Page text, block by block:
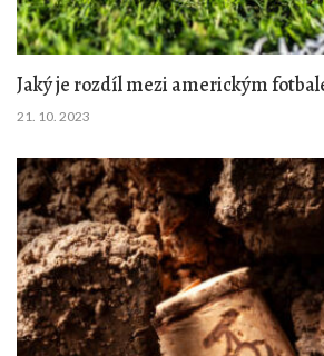
Jaký je rozdíl mezi americkým
21. 10. 2023